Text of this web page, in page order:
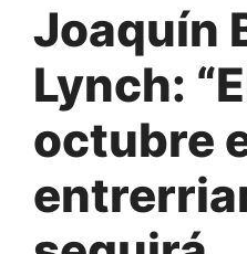
Joaquín
Lynch:
octubre